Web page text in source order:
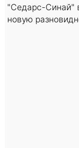
"Седарс-Синай"
новую